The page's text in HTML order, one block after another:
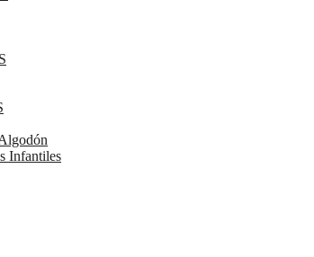
Infantiles